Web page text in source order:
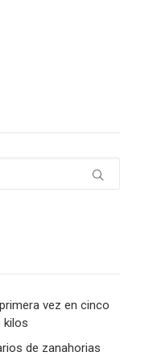
vez en cinco
kilos
de zanahorias